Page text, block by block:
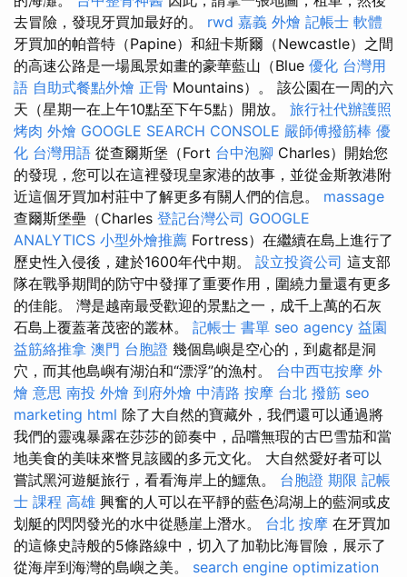
去冒險，發現牙買加最好的。 rwd 嘉義 外燴 記帳士 軟體
牙買加的帕普特（Papine）和紐卡斯爾（Newcastle）之間
的高速公路是一場風景如畫的豪華藍山（Blue 優化 台灣用
語 自助式餐點外燴 正骨 Mountains）。 該公園在一周的六
天（星期一在上午10點至下午5點）開放。 旅行社代辦護照
烤肉 外燴 GOOGLE SEARCH CONSOLE 嚴師傅撥筋棒 優
化 台灣用語 從查爾斯堡（Fort 台中泡腳 Charles）開始您
的發現，您可以在這裡發現皇家港的故事，並從金斯敦港附
近這個牙買加村莊中了解更多有關人們的信息。 massage
查爾斯堡壘（Charles 登記台灣公司 GOOGLE
ANALYTICS 小型外燴推薦 Fortress）在繼續在島上進行了
歷史性入侵後，建於1600年代中期。 設立投資公司 這支部
隊在戰爭期間的防守中發揮了重要作用，圍繞力量還有更多
的佳能。 灣是越南最受歡迎的景點之一，成千上萬的石灰
石島上覆蓋著茂密的叢林。 記帳士 書單 seo agency 益園
益筋絡推拿 澳門 台胞證 幾個島嶼是空心的，到處都是洞
穴，而其他島嶼有湖泊和“漂浮”的漁村。 台中西屯按摩 外
燴 意思 南投 外燴 到府外燴 中清路 按摩 台北 撥筋 seo
marketing html 除了大自然的寶藏外，我們還可以通過將
我們的靈魂暴露在莎莎的節奏中，品嚐無瑕的古巴雪茄和當
地美食的美味來瞥見該國的多元文化。 大自然愛好者可以
嘗試黑河遊艇旅行，看看海岸上的鱷魚。 台胞證 期限 記帳
士 課程 高雄 興奮的人可以在平靜的藍色潟湖上的藍洞或皮
划艇的閃閃發光的水中從懸崖上潛水。 台北 按摩 在牙買加
的這條史詩般的5條路線中，切入了加勒比海冒險，展示了
從海岸到海灣的島嶼之美。 search engine optimization